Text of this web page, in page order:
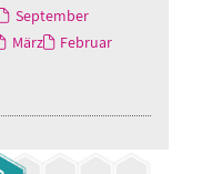
September
März
Februar